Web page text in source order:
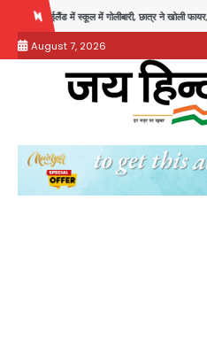
content
छात्र ने खोली फायर, दो की मौत, कई घायल
August 7, 2026